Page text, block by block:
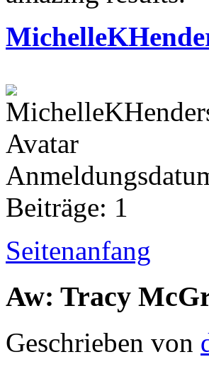
Beiträge: 1
Seitenanfang
Aw: Tracy
Geschrieben von